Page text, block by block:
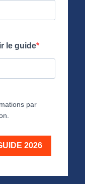
le guide
par
2026